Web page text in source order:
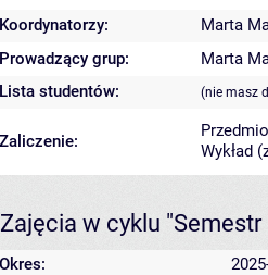
Koordynatorzy:
Marta
Prowadzący grup:
Marta
Lista studentów:
(nie masz
Zaliczenie:
Wykład
Zajęcia w cyklu
Okres: